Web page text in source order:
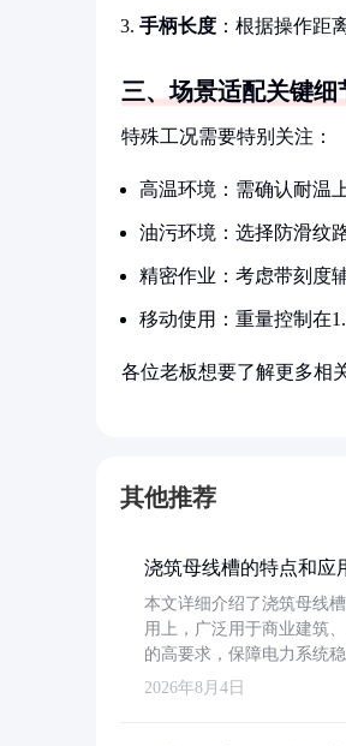
手柄长度 ：根据操作距
三、场景适配关键细
特殊工况需要特别关注：
高温环境：需确认耐温
油污环境：选择防滑纹
精密作业：考虑带刻度
移动使用：重量控制在
各位老板想要了解更多相
其他推荐
浇筑母线槽的特点和应
本文详细介绍了浇筑母线
用上，广泛用于商业建筑
的高要求，保障电力系统稳
2026年8月4日